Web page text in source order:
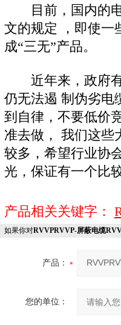
目前，国内的电
文的规定 ，即使一
成“三无”产品。
近年来，政府有
仍无法遏 制伪劣电
到自律，不要低价
准去做， 我们这些
较多，希望行业协
光，保证有一个比
产品相关关键字：
如果你对RVVPRVVP-屏蔽电缆
产品：
您的单位：